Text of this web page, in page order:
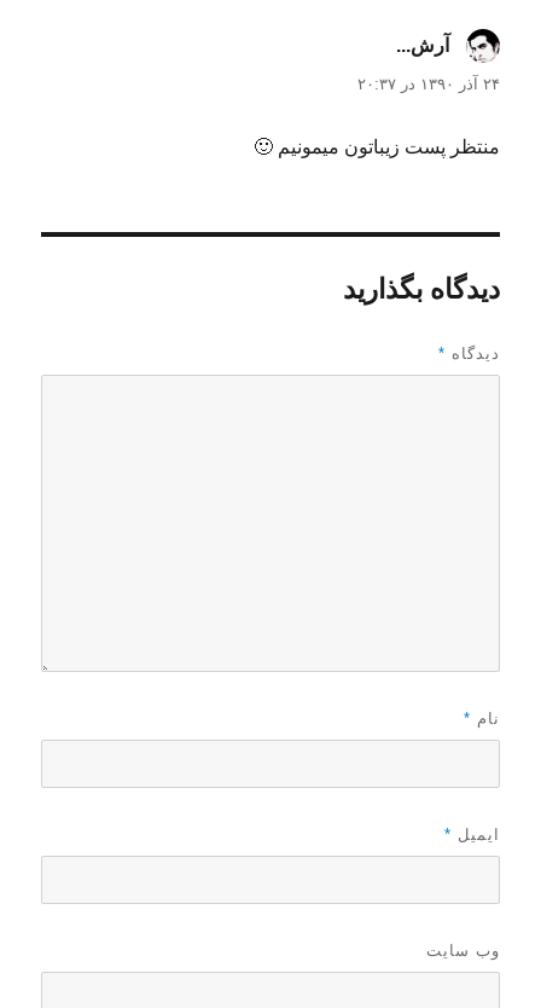
آرش...
۲۴ آذر ۱۳۹۰ در ۲۰:۳۷
منتظر پست زیباتون میمونیم 🙂
دیدگاه بگذارید
دیدگاه *
نام *
ایمیل *
وب‌ سایت